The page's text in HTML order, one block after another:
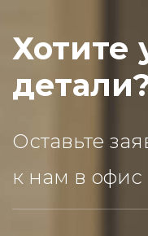
Хотите
Оставьте
к нам в офис